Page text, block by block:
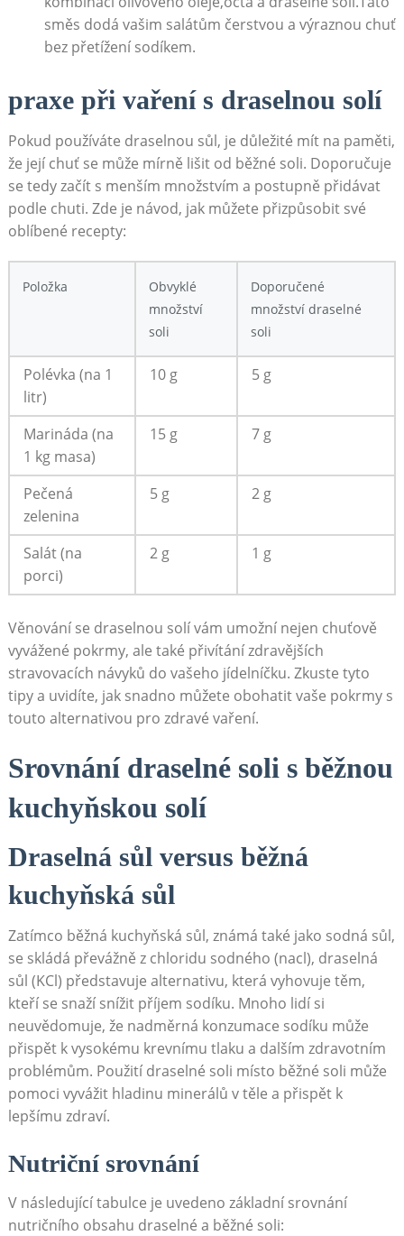
směs dodá vašim salátům čerstvou a výraznou chuť
bez přetížení sodíkem.
praxe při vaření s draselnou solí
Pokud používáte draselnou sůl, je důležité mít na paměti,
že její chuť se může mírně lišit od běžné soli. Doporučuje
se tedy začít s menším množstvím a postupně přidávat
podle chuti. Zde je návod, jak můžete přizpůsobit své
oblíbené recepty:
Položka
Obvyklé
množství
soli
Doporučené
množství draselné
soli
Polévka (na 1
litr)
10 g 5 g
Marináda (na
1 kg masa)
15 g 7 g
Pečená
zelenina
5 g 2 g
Salát (na
porci)
2 g 1 g
Věnování se draselnou solí vám umožní nejen chuťově
vyvážené pokrmy, ale také přivítání zdravějších
stravovacích návyků do vašeho jídelníčku. Zkuste tyto
tipy a uvidíte, jak snadno můžete obohatit vaše pokrmy s
touto alternativou pro zdravé vaření.
Srovnání draselné soli s běžnou
kuchyňskou solí
Draselná sůl versus běžná
kuchyňská sůl
Zatímco běžná kuchyňská sůl, známá také jako sodná sůl,
se skládá převážně z chloridu sodného (nacl), draselná
sůl (KCl) představuje alternativu, která vyhovuje těm,
kteří se snaží snížit příjem sodíku. Mnoho lidí si
neuvědomuje, že nadměrná konzumace sodíku může
přispět k vysokému krevnímu tlaku a dalším zdravotním
problémům. Použití draselné soli místo běžné soli může
pomoci vyvážit hladinu minerálů v těle a přispět k
lepšímu zdraví.
Nutriční srovnání
V následující tabulce je uvedeno základní srovnání
nutričního obsahu draselné a běžné soli: